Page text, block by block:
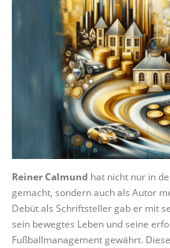
Reiner Calmund hat nicht nur in
gemacht, sondern auch als Autor
Debüt als Schriftsteller gab er mit
sein bewegtes Leben und seine
Fußballmanagement gewährt.